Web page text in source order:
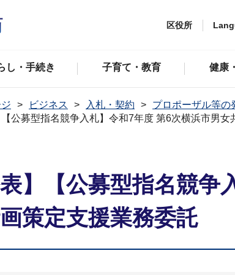
区役所
し・手続き 子育て・教育 健康
ビジネス 入札・契約 プロポーザル等の
【公募型指名競争入札】令和7年度 第6次横浜市男
表】【公募型指名競
策定支援業務委託